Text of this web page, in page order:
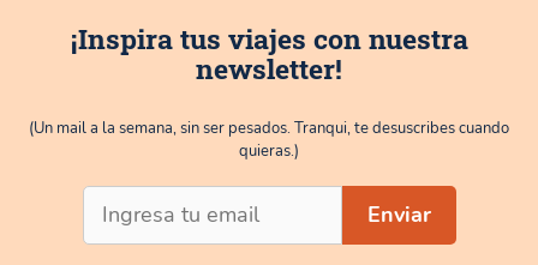
¡Inspira tus viajes con nuestra
newsletter!
(Un mail a la semana, sin ser pesados. Tranqui, te desuscribes cuando
quieras.)